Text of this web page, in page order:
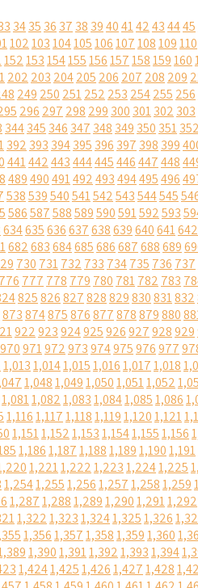
3435 36 37 38 39404142434445
102103104105106107108109110
152153154155156157158159160
202 203 204205 206 207 208 209
249 250 251252 253 254255 256
296 297 298 299 300 301302 303
344345 346 347 348 349 350 351352
392 393 394395 396 397 398 399
441442443444445446447448
489490491492493494495496
538539540541542543544545
586587588589590591592593
634635636637638639640641642
682683684685686687688689
730 731732 733 734735 736 737
776 777 778 779 780 781782 783
825826827828829830831832
873874875876877878879880
922923924925926927928929
970971972973974975976977
1,0131,0141,0151,0161,0171,018
1,0481,0491,0501,0511,052
1,0811,0821,0831,0841,0851,086
1,1161,1171,1181,1191,1201,121
1,1511,1521,1531,1541,1551,156
1,1861,1871,1881,1891,1901,191
1,2211,2221,2231,2241,225
1,2541,2551,2561,2571,2581,259
1,2871,2881,2891,2901,2911,292
1,3221,3231,3241,3251,326
1,3561,3571,3581,3591,360
1,3901,3911,3921,3931,394
1,4241,4251,4261,4271,428